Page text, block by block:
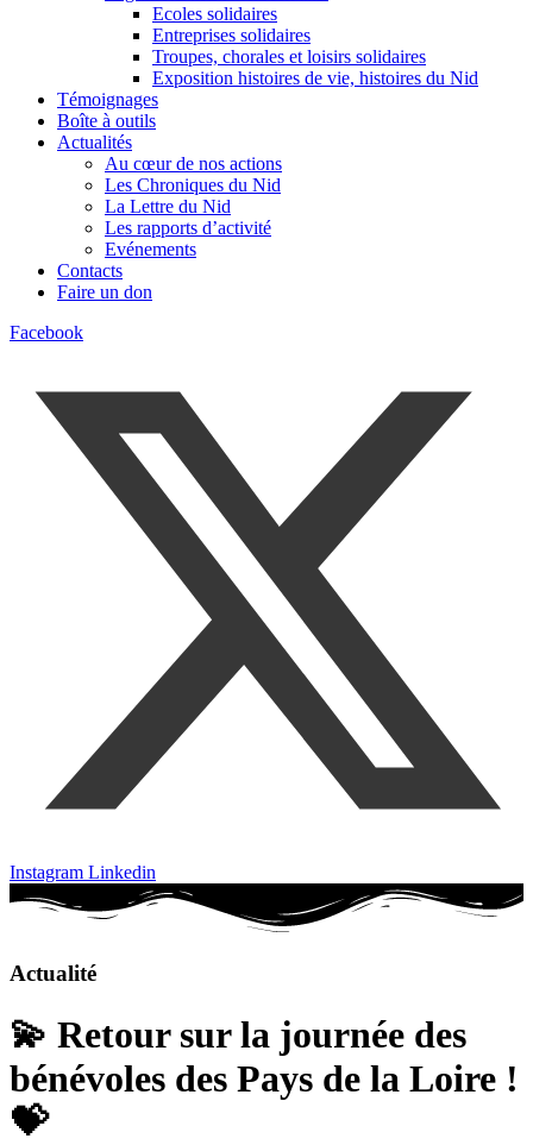
Ecoles solidaires
Entreprises solidaires
Troupes, chorales et loisirs solidaires
Exposition histoires de vie, histoires du Nid
Témoignages
Boîte à outils
Actualités
Au cœur de nos actions
Les Chroniques du Nid
La Lettre du Nid
Les rapports d’activité
Evénements
Contacts
Faire un don
Facebook
Instagram Linkedin
Actualité
💫 Retour sur la journée des
bénévoles des Pays de la Loire !
💝